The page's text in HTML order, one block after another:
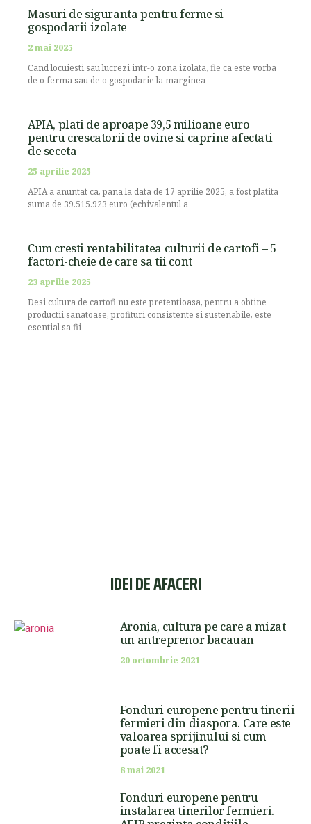
Masuri de siguranta pentru ferme si
gospodarii izolate
2 mai 2025
Cand locuiesti sau lucrezi intr-o zona izolata, fie ca este vorba
de o ferma sau de o gospodarie la marginea
APIA, plati de aproape 39,5 milioane euro
pentru crescatorii de ovine si caprine afectati
de seceta
25 aprilie 2025
APIA a anuntat ca, pana la data de 17 aprilie 2025, a fost platita
suma de 39.515.923 euro (echivalentul a
Cum cresti rentabilitatea culturii de cartofi – 5
factori-cheie de care sa tii cont
23 aprilie 2025
Desi cultura de cartofi nu este pretentioasa, pentru a obtine
productii sanatoase, profituri consistente si sustenabile, este
esential sa fii
IDEI DE AFACERI
Aronia, cultura pe care a mizat
un antreprenor bacauan
20 octombrie 2021
Fonduri europene pentru tinerii
fermieri din diaspora. Care este
valoarea sprijinului si cum
poate fi accesat?
8 mai 2021
Fonduri europene pentru
instalarea tinerilor fermieri.